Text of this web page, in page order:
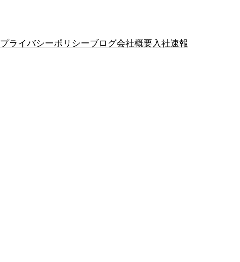
プライバシーポリシーブログ会社概要入社速報